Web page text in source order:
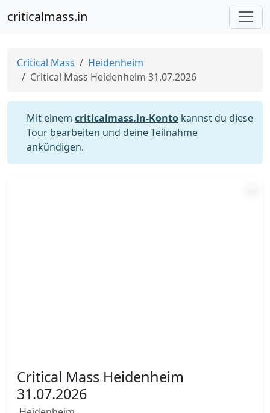
criticalmass.in
Critical Mass
Heidenheim
Critical Mass Heidenheim 31.07.2026
Mit einem criticalmass.in-Konto kannst du diese
Tour bearbeiten und deine Teilnahme
ankündigen.
Critical Mass Heidenheim
31.07.2026